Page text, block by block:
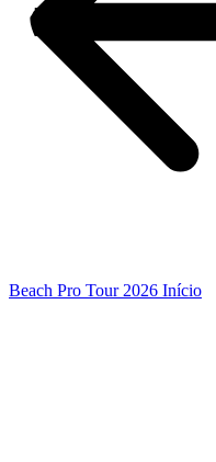
Beach Pro Tour 2026 Início